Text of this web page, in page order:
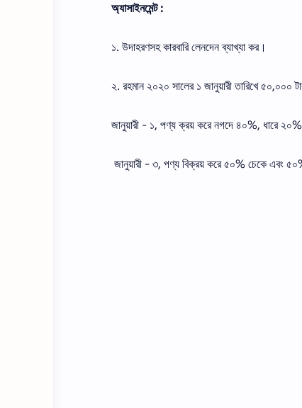
অ্যাসাইনমেন্ট :
১. উদাহরণসহ কারবারি লেনদেন ব্যাখ্যা কর।
২. রহমান ২০২০ সালের ১ জানুয়ারী তারিখে
জানুয়ারী - ১, পণ্য ক্রয় করে নগদে ৪০%, ধারে
জানুয়ারী - ৩, পণ্য বিক্রয় করে ৫০% চেকে এবং